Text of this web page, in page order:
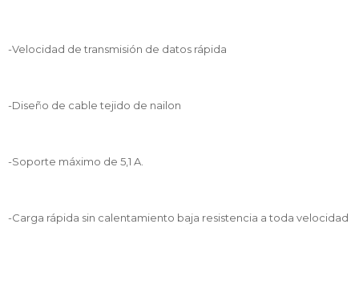
-Velocidad de transmisión de datos rápida
-Diseño de cable tejido de nailon
-Soporte máximo de 5,1 A.
-Carga rápida sin calentamiento baja resistencia a toda velocidad